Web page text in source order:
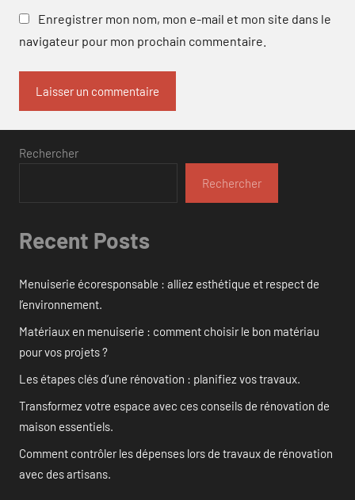
Enregistrer mon nom, mon e-mail et mon site dans le
navigateur pour mon prochain commentaire.
Rechercher
Rechercher
Recent Posts
Menuiserie écoresponsable : alliez esthétique et respect de
l’environnement.
Matériaux en menuiserie : comment choisir le bon matériau
pour vos projets ?
Les étapes clés d’une rénovation : planifiez vos travaux.
Transformez votre espace avec ces conseils de rénovation de
maison essentiels.
Comment contrôler les dépenses lors de travaux de rénovation
avec des artisans.